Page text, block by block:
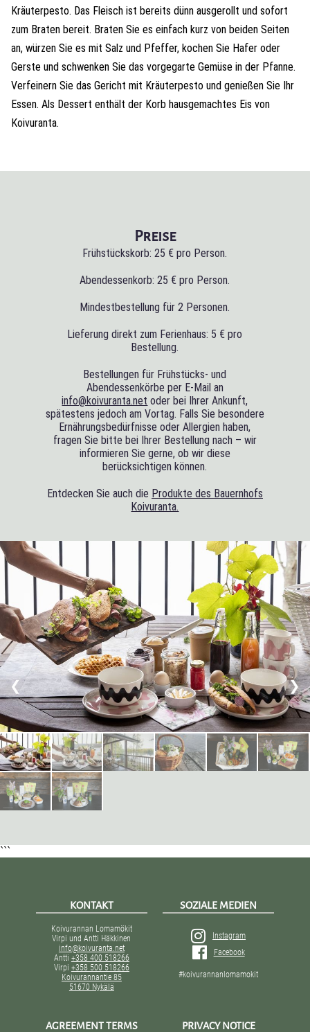
Kräuterpesto. Das Fleisch ist bereits dünn ausgerollt und sofort
zum Braten bereit. Braten Sie es einfach kurz von beiden Seiten
an, würzen Sie es mit Salz und Pfeffer, kochen Sie Hafer oder
Gerste und schwenken Sie das vorgegarte Gemüse in der Pfanne.
Verfeinern Sie das Gericht mit Kräuterpesto und genießen Sie Ihr
Essen. Als Dessert enthält der Korb hausgemachtes Eis von
Koivuranta.
Preise
Frühstückskorb: 25 € pro Person.
Abendessenkorb: 25 € pro Person.
Mindestbestellung für 2 Personen.
Lieferung direkt zum Ferienhaus: 5 € pro
Bestellung.
Bestellungen für Frühstücks- und
Abendessenkörbe per E-Mail an
info@koivuranta.net oder bei Ihrer Ankunft,
spätestens jedoch am Vortag. Falls Sie besondere
Ernährungsbedürfnisse oder Allergien haben,
fragen Sie bitte bei Ihrer Bestellung nach – wir
informieren Sie gerne, ob wir diese
berücksichtigen können.
Entdecken Sie auch die Produkte des Bauernhofs
Koivuranta.
❮ ❯
```
KONTAKT
Koivurannan Lomamökit
Virpi und Antti Häkkinen
info@koivuranta.net
Antti +358 400 518266
Virpi +358 500 518266
Koivurannantie 85
51670 Nykälä
SOZIALE MEDIEN
Instagram
Facebook
#koivurannanlomamokit
AGREEMENT TERMS PRIVACY NOTICE